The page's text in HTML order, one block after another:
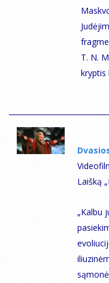
Т. N.
kryptis
Laišką
„Kalbu